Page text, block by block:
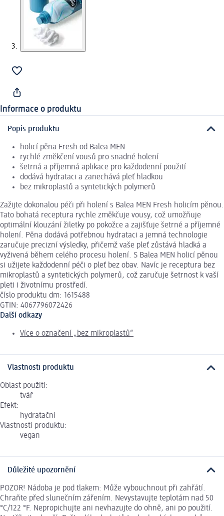
Informace o produktu
Popis produktu
holicí pěna Fresh od Balea MEN
rychlé změkčení vousů pro snadné holení
šetrná a příjemná aplikace pro každodenní použití
dodává hydrataci a zanechává pleť hladkou
bez mikroplastů a syntetických polymerů
Zažijte dokonalou péči při holení s Balea MEN Fresh holicím pěnou.
Tato bohatá receptura rychle změkčuje vousy, což umožňuje
optimální klouzání žiletky po pokožce a zajišťuje šetrné a příjemné
holení. Pěna dodává potřebnou hydrataci a jemná technologie
zaručuje precizní výsledky, přičemž vaše pleť zůstává hladká a
vyživená během celého procesu holení. S Balea MEN holicí pěnou
si užijete každodenní péči o pleť bez obav. Navíc je receptura bez
mikroplastů a syntetických polymerů, což zaručuje šetrnost k vaší
pleti i životnímu prostředí.
číslo produktu dm: 1615488
GTIN: 4067796072426
Další odkazy
Více o označení „bez mikroplastů“
Vlastnosti produktu
Oblast použití:
tvář
Efekt:
hydratační
Vlastnosti produktu:
vegan
Důležité upozornění
POZOR! Nádoba je pod tlakem: Může vybouchnout při zahřátí.
Chraňte před slunečním zářením. Nevystavujte teplotám nad 50
°C/122 °F. Nepropichujte ani nevhazujte do ohně, ani po použití.